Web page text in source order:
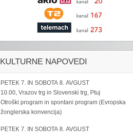
KULTURNE NAPOVEDI
PETEK 7. IN SOBOTA 8. AVGUST
10.00, Vrazov trg in Slovenski trg, Ptuj
Otroški program in spontani program (Evropska
žonglerska konvencija)
PETEK 7. IN SOBOTA 8. AVGUST